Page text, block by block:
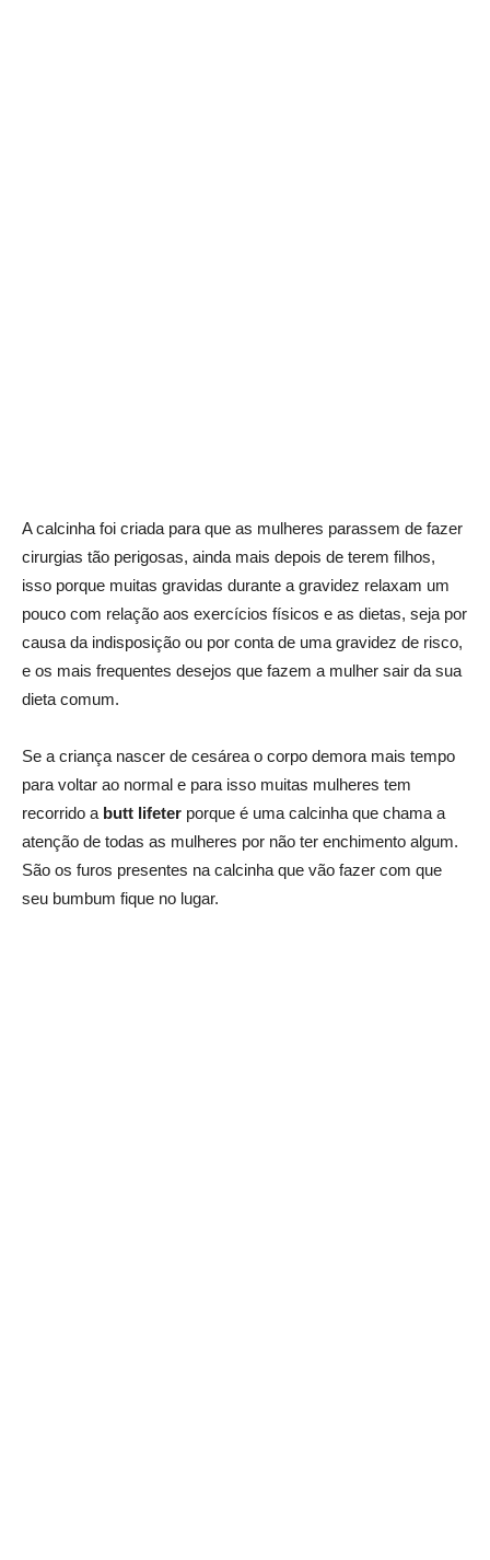
A calcinha foi criada para que as mulheres parassem de fazer
cirurgias tão perigosas, ainda mais depois de terem filhos,
isso porque muitas gravidas durante a gravidez relaxam um
pouco com relação aos exercícios físicos e as dietas, seja por
causa da indisposição ou por conta de uma gravidez de risco,
e os mais frequentes desejos que fazem a mulher sair da sua
dieta comum.
Se a criança nascer de cesárea o corpo demora mais tempo
para voltar ao normal e para isso muitas mulheres tem
recorrido a butt lifeter porque é uma calcinha que chama a
atenção de todas as mulheres por não ter enchimento algum.
São os furos presentes na calcinha que vão fazer com que
seu bumbum fique no lugar.